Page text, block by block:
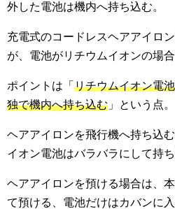
外した電池は機内へ持ち込む。
充電式のコードレスヘアアイロ
が、電池がリチウムイオンの場合
ポイントは「 リチウムイオン電
独で機内へ持ち込む 」という点。
ヘアアイロンを飛行機へ持ち込
イオン電池はバラバラにして持ち
ヘアアイロンを預ける場合は、
て預ける、電池だけはカバンに